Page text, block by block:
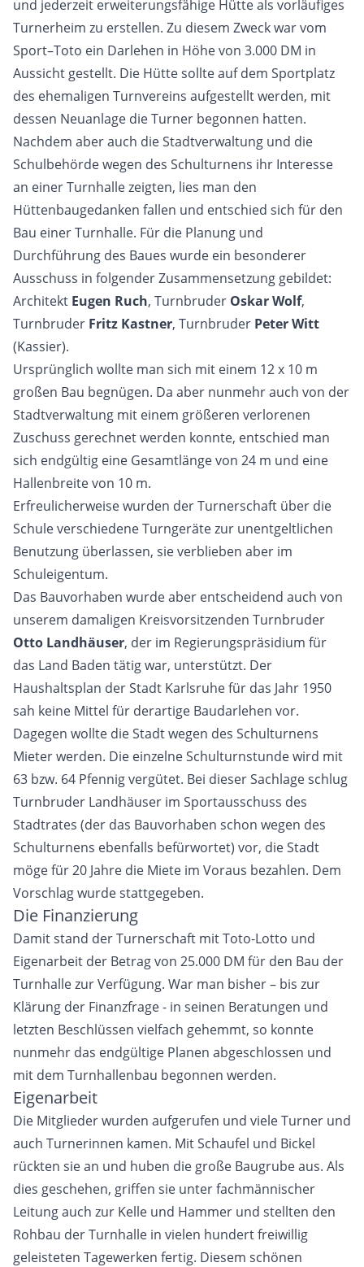
und jederzeit erweiterungsfähige Hütte als vorläufiges
Turnerheim zu erstellen. Zu diesem Zweck war vom
Sport–Toto ein Darlehen in Höhe von 3.000 DM in
Aussicht gestellt. Die Hütte sollte auf dem Sportplatz
des ehemaligen Turnvereins aufgestellt werden, mit
dessen Neuanlage die Turner begonnen hatten.
Nachdem aber auch die Stadtverwaltung und die
Schulbehörde wegen des Schulturnens ihr Interesse
an einer Turnhalle zeigten, lies man den
Hüttenbaugedanken fallen und entschied sich für den
Bau einer Turnhalle. Für die Planung und
Durchführung des Baues wurde ein besonderer
Ausschuss in folgender Zusammensetzung gebildet:
Architekt Eugen Ruch, Turnbruder Oskar Wolf,
Turnbruder Fritz Kastner, Turnbruder Peter Witt
(Kassier).
Ursprünglich wollte man sich mit einem 12 x 10 m
großen Bau begnügen. Da aber nunmehr auch von der
Stadtverwaltung mit einem größeren verlorenen
Zuschuss gerechnet werden konnte, entschied man
sich endgültig eine Gesamtlänge von 24 m und eine
Hallenbreite von 10 m.
Erfreulicherweise wurden der Turnerschaft über die
Schule verschiedene Turngeräte zur unentgeltlichen
Benutzung überlassen, sie verblieben aber im
Schuleigentum.
Das Bauvorhaben wurde aber entscheidend auch von
unserem damaligen Kreisvorsitzenden Turnbruder
Otto Landhäuser, der im Regierungspräsidium für
das Land Baden tätig war, unterstützt. Der
Haushaltsplan der Stadt Karlsruhe für das Jahr 1950
sah keine Mittel für derartige Baudarlehen vor.
Dagegen wollte die Stadt wegen des Schulturnens
Mieter werden. Die einzelne Schulturnstunde wird mit
63 bzw. 64 Pfennig vergütet. Bei dieser Sachlage schlug
Turnbruder Landhäuser im Sportausschuss des
Stadtrates (der das Bauvorhaben schon wegen des
Schulturnens ebenfalls befürwortet) vor, die Stadt
möge für 20 Jahre die Miete im Voraus bezahlen. Dem
Vorschlag wurde stattgegeben.
Die Finanzierung
Damit stand der Turnerschaft mit Toto-Lotto und
Eigenarbeit der Betrag von 25.000 DM für den Bau der
Turnhalle zur Verfügung. War man bisher – bis zur
Klärung der Finanzfrage - in seinen Beratungen und
letzten Beschlüssen vielfach gehemmt, so konnte
nunmehr das endgültige Planen abgeschlossen und
mit dem Turnhallenbau begonnen werden.
Eigenarbeit
Die Mitglieder wurden aufgerufen und viele Turner und
auch Turnerinnen kamen. Mit Schaufel und Bickel
rückten sie an und huben die große Baugrube aus. Als
dies geschehen, griffen sie unter fachmännischer
Leitung auch zur Kelle und Hammer und stellten den
Rohbau der Turnhalle in vielen hundert freiwillig
geleisteten Tagewerken fertig. Diesem schönen